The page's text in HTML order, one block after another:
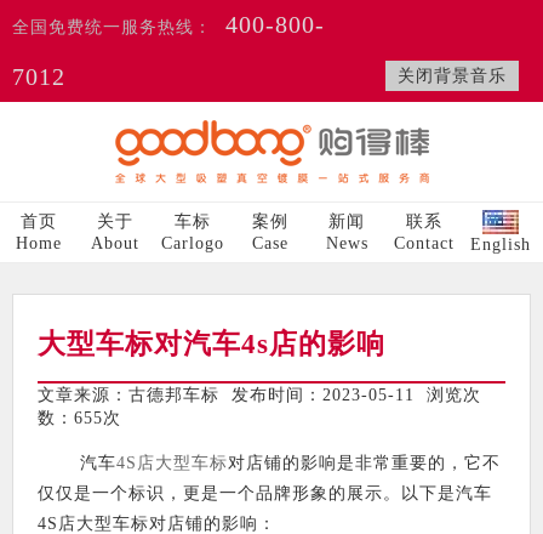
关闭背景音乐
全国免费统一服务热线：
400-800-
7012
首页
Home
关于
About
车标
Carlogo
案例
Case
新闻
News
联系
Contact
English
大型车标对汽车4s店的影响
文章来源：古德邦车标 发布时间：2023-05-11 浏览次
数： 655次
汽车4S店大型车标对店铺的影响是非常重要的，它不
仅仅是一个标识，更是一个品牌形象的展示。以下是汽车
4S店大型车标对店铺的影响：